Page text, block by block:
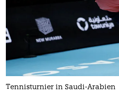
Tennisturnier in Saudi-Arabien